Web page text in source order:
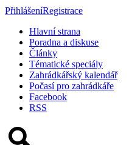
PřihlášeníRegistrace
Hlavní strana
Poradna a diskuse
Články
Tématické speciály
Zahrádkářský kalendář
Počasí pro zahrádkáře
Facebook
RSS